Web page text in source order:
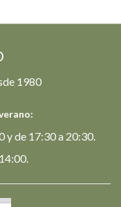
1980
y de 17:30 a 20:30.